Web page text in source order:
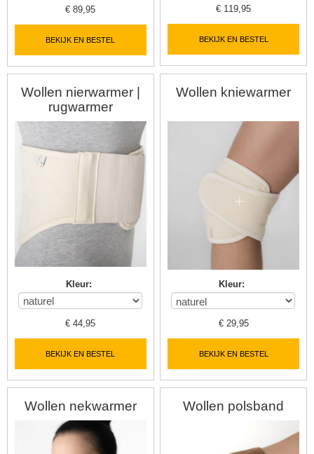
€89,95
BEKIJK EN BESTEL
€ 119,95
BEKIJK EN BESTEL
Wollen nierwarmer |
rugwarmer
Kleur:
€44,95
BEKIJK EN BESTEL
Wollen kniewarmer
Kleur:
€ 29,95
BEKIJK EN BESTEL
Wollen nekwarmer Wollen polsband